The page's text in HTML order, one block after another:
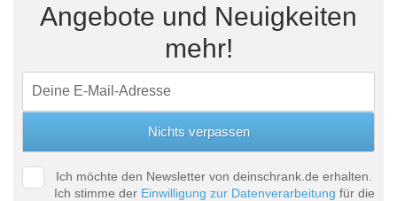
Angebote und Neuigkeiten
mehr!
Ich möchte den Newsletter von deinschrank.de erhalten.
Ich stimme der Einwilligung zur Datenverarbeitung für die